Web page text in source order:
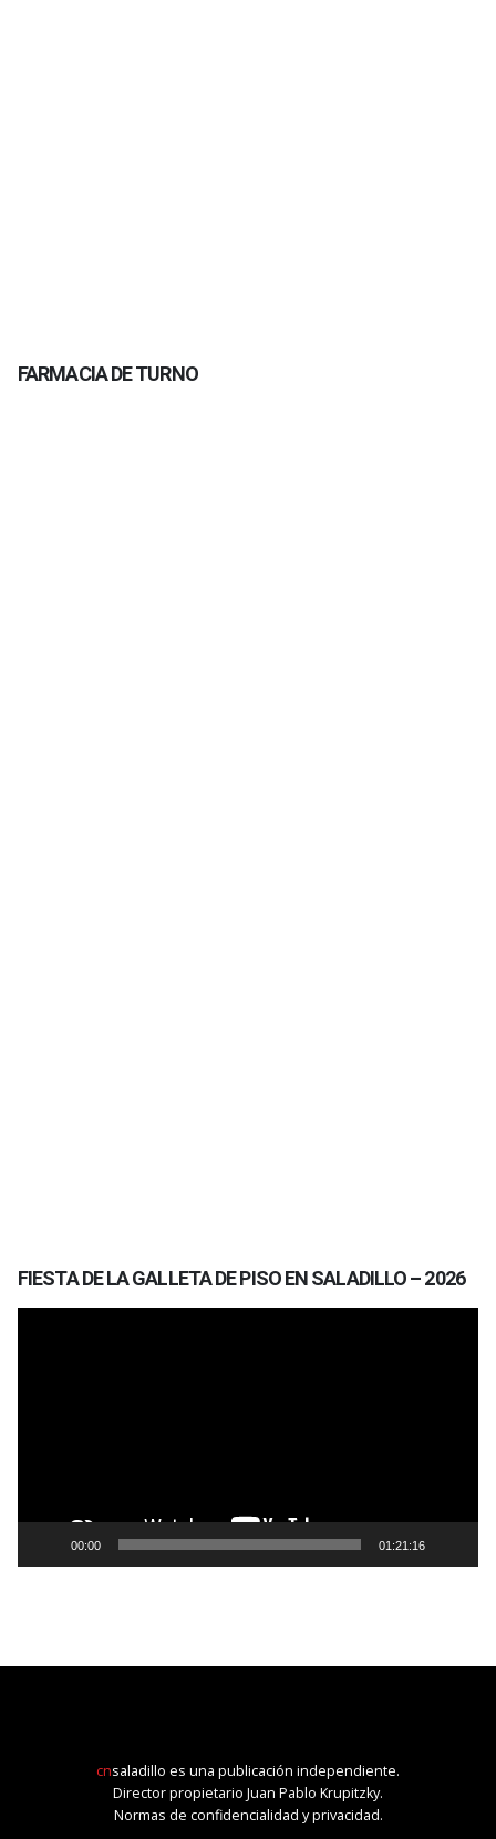
FARMACIA DE TURNO
FIESTA DE LA GALLETA DE PISO EN SALADILLO – 2026
00:00 01:21:16
cnsaladillo es una publicación independiente.
Director propietario Juan Pablo Krupitzky.
Normas de confidencialidad y privacidad.